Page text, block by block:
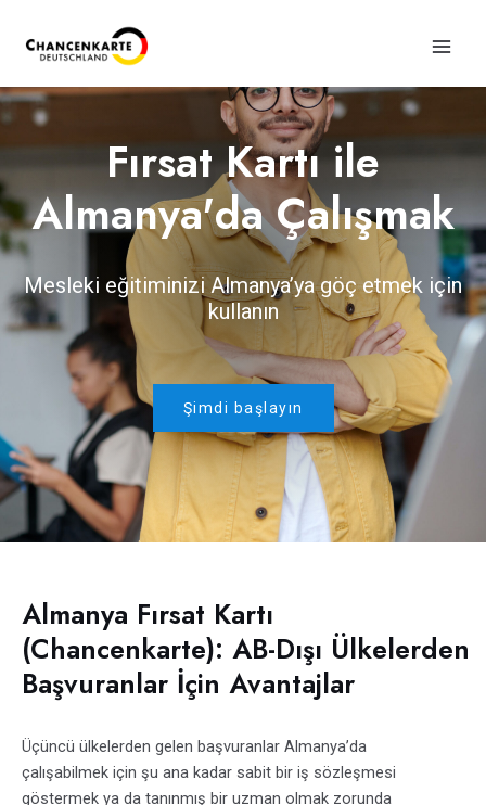
Fırsat Kartı ile
Almanya'da Çalışmak
Mesleki eğitiminizi Almanya’ya göç etmek için
kullanın
Şimdi başlayın
Almanya Fırsat Kartı
(Chancenkarte): AB-Dışı Ülkelerden
Başvuranlar İçin Avantajlar
Üçüncü ülkelerden gelen başvuranlar Almanya’da
çalışabilmek için şu ana kadar sabit bir iş sözleşmesi
göstermek ya da tanınmış bir uzman olmak zorunda